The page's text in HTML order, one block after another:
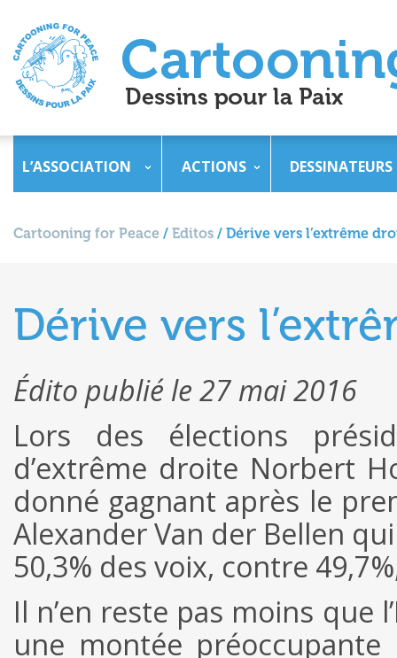
L’ASSOCIATION ACTIONS DESSINATEURS
Cartooning for Peace / Editos / Dérive vers l’extrême
Dérive vers
Édito publié le 27 mai 2016
Lors des élections
d’extrême droite Norbert
donné gagnant après le
Alexander Van der Bellen
50,3% des voix, contre
Il n’en reste pas moins que
une montée